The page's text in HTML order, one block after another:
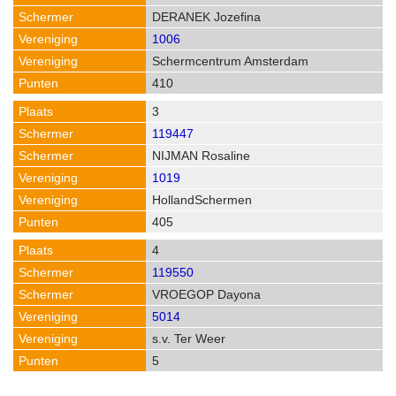
DERANEK Jozefina
1006
Schermcentrum Amsterdam
410
3
119447
NIJMAN Rosaline
1019
HollandSchermen
405
4
119550
VROEGOP Dayona
5014
s.v. Ter Weer
5